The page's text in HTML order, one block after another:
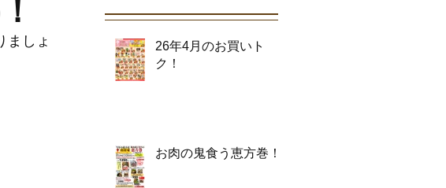
ましょ
26年4月のお買いト
ク！
お肉の鬼食う恵方巻！